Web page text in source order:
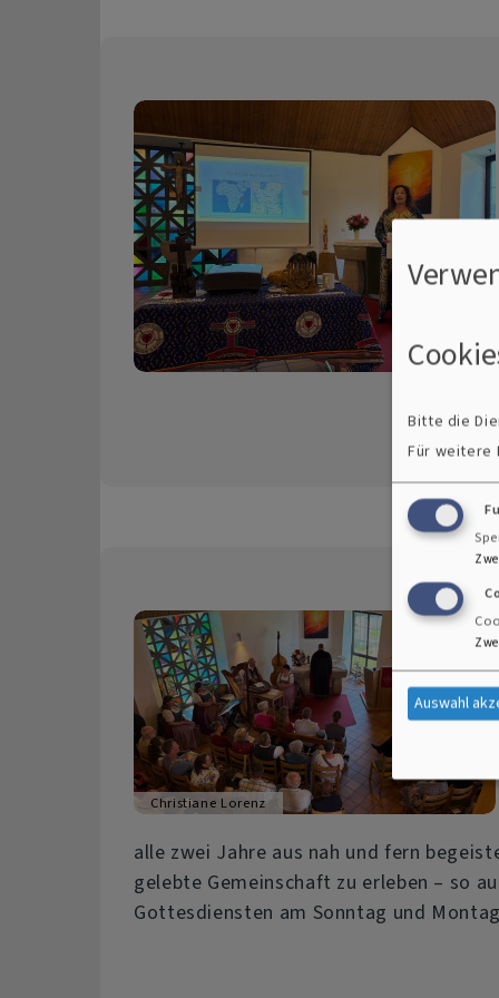
Christiane Lorenz
alle zwei Jahre aus nah und fern
gelebte Gemeinschaft zu erleben – so
Gottesdiensten am Sonntag und
Bitte die
Für weitere
Auswahl